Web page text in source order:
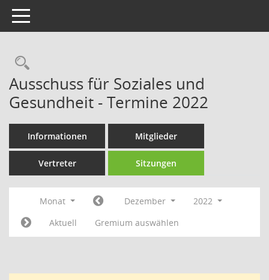
Toggle navigation
Rechercheauswahl
Ausschuss für Soziales und
Gesundheit - Termine 2022
Informationen Mitglieder
Vertreter Sitzungen
Monat Dezember
2022
Aktuell
Gremium auswählen